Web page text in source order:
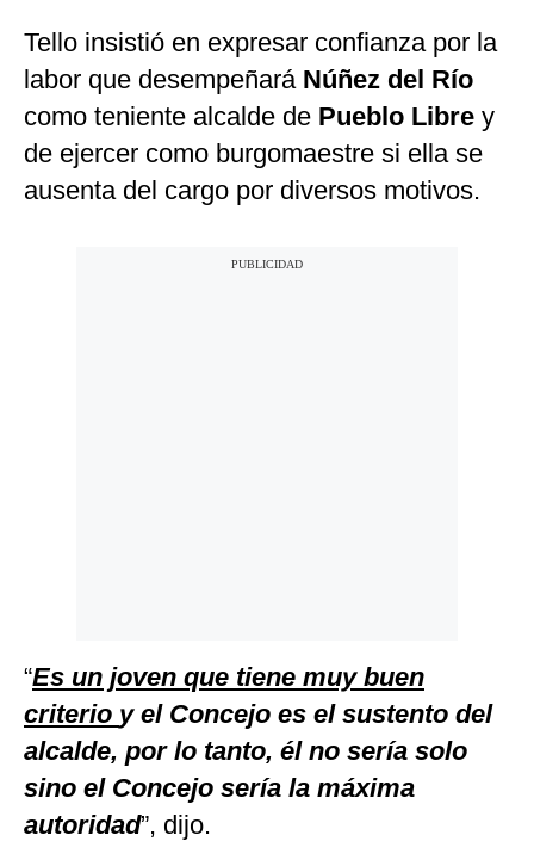
Tello insistió en expresar confianza por la
labor que desempeñará Núñez del Río
como teniente alcalde de Pueblo Libre y
de ejercer como burgomaestre si ella se
ausenta del cargo por diversos motivos.
“Es un joven que tiene muy buen
criterio y el Concejo es el sustento del
alcalde, por lo tanto, él no sería solo
sino el Concejo sería la máxima
autoridad”, dijo.